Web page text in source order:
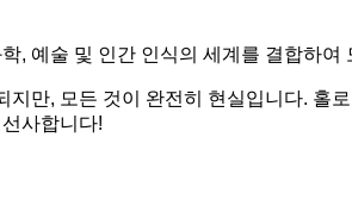
예술 및 인간 인식의 세계를 결합하
만, 모든 것이 완전히 현실입니다. 홀
사합니다!